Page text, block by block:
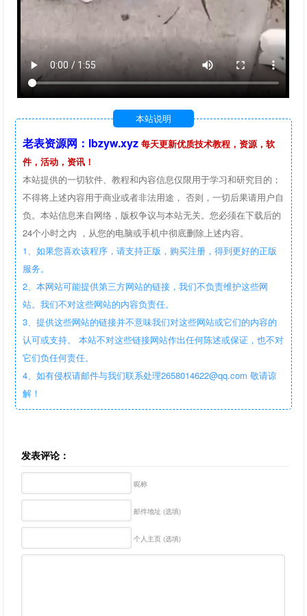
本站说明
老表资源网：lbzyw.xyz 每天更新优质技术教程，资源，软
件，活动，资讯！
本站提供的一切软件、教程和内容信息仅限用于学习和研究目的；
不得将上述内容用于商业或者非法用途， 否则，一切后果请用户自
负。本站信息来自网络，版权争议与本站无关。您必须在下载后的
24个小时之内 ，从您的电脑或手机中彻底删除上述内容。
1、如果您喜欢该程序，请支持正版，购买注册，得到更好的正版
服务。
2、本网站可能提供第三方网站的链接，我们不负责维护这些网
站。我们不对这些网站的内容负责任。
3、提供这些网站的链接并不意味我们对这些网站或它们的内容的
认可或支持。 本站不对这些链接网站作出任何陈述或保证，也不对
它们负任何责任。
4、如有侵权请邮件与我们联系处理2658014622@qq.com 敬请谅
解！
发表评论：
昵称
邮件地址 (选填)
个人主页 (选填)